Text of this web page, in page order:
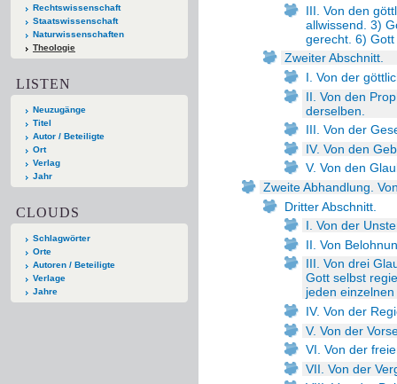
Rechtswissenschaft
Staatswissenschaft
Naturwissenschaften
Theologie
LISTEN
Neuzugänge
Titel
Autor / Beteiligte
Ort
Verlag
Jahr
CLOUDS
Schlagwörter
Orte
Autoren / Beteiligte
Verlage
Jahre
III. Von den
allwissend. 3)
gerecht. 6)
Zweiter Abschnitt.
I. Von der
II. Von den
derselben.
III. Von der
IV. Von den
V. Von den
Zweite Abhandlung.
Dritter Abschnitt.
I. Von der
II. Von
III. Von drei
Gott selbst
jeden
IV. Von der
V. Von der
VI. Von der
VII. Von der